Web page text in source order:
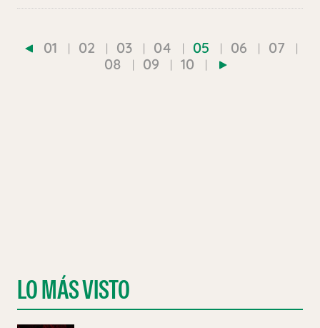
01 02 03 04 05 06
07
08
09 10
LO MÁS VISTO